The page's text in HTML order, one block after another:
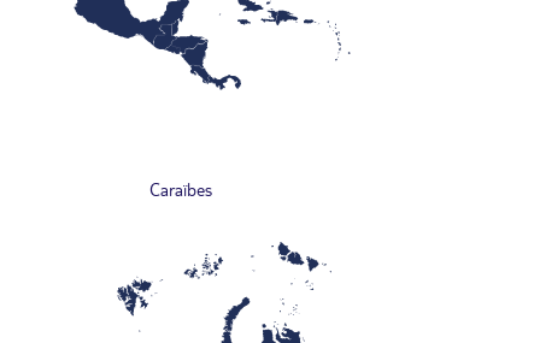
Caraïbes